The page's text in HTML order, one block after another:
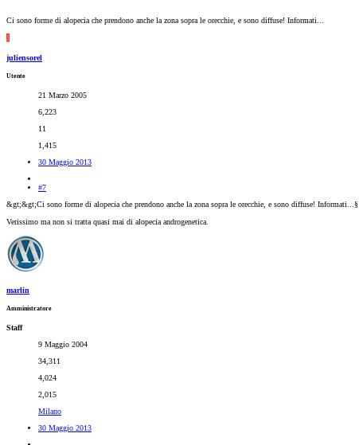
Ci sono forme di alopecia che prendono anche la zona sopra le orecchie, e sono diffuse! Informati...
J
juliensorel
Utente
21 Marzo 2005
6,223
11
1,415
30 Maggio 2013
#7
&gt;&gt;Ci sono forme di alopecia che prendono anche la zona sopra le orecchie, e sono diffuse! Informati...§
Verissimo ma non si tratta quasi mai di alopecia androgenetica.
marlin
Amministratore
Staff
9 Maggio 2004
34,311
4,024
2,015
Milano
30 Maggio 2013